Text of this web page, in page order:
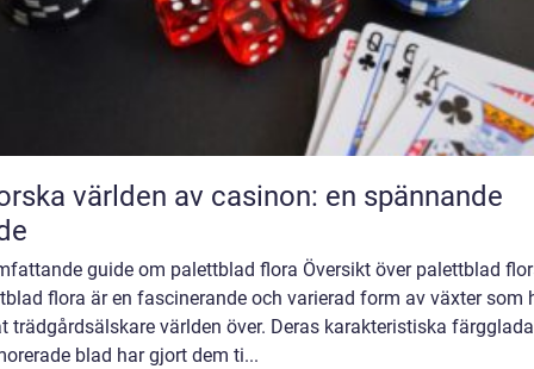
världen av casinon: en spännande
guide om palettblad flora Översikt över palettblad
flora är en fascinerande och varierad form av växter som
trädgårdsälskare världen över. Deras karakteristiska
blad har gjort dem ti...